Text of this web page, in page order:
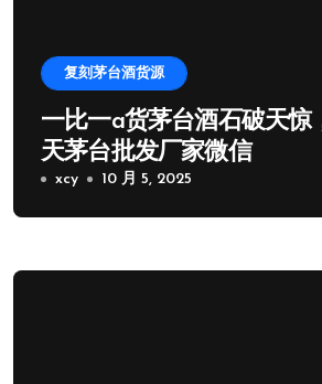
复刻茅台酒货源
一比一a货茅台酒石破天惊
天茅台批发厂家微信
xcy 10 月 5, 2025